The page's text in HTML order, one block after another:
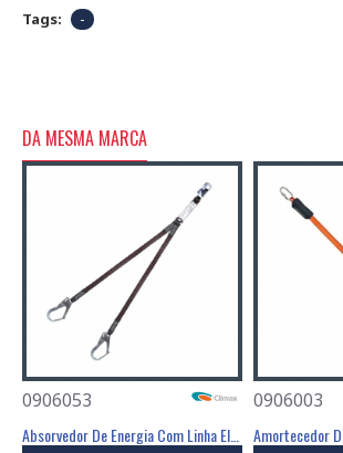
Tags: -
DA MESMA MARCA
0906053 0906003